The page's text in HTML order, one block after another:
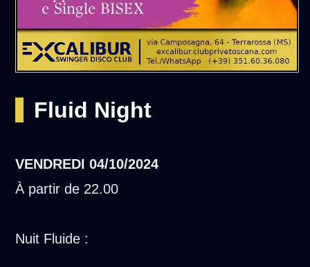
Fluid Night
VENDREDI 04/10/2024
À partir de 22.00
Nuit Fluide :